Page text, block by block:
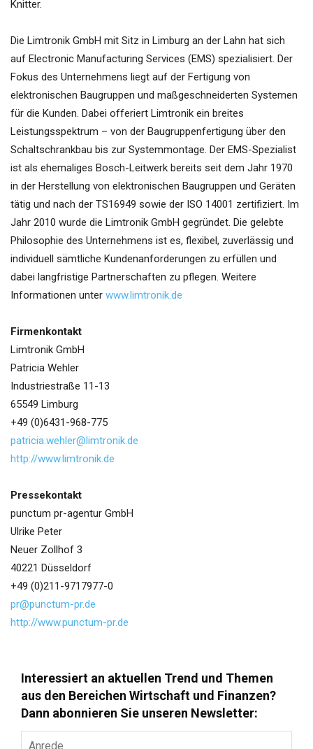
Knitter.
Die Limtronik GmbH mit Sitz in Limburg an der Lahn hat sich
auf Electronic Manufacturing Services (EMS) spezialisiert. Der
Fokus des Unternehmens liegt auf der Fertigung von
elektronischen Baugruppen und maßgeschneiderten Systemen
für die Kunden. Dabei offeriert Limtronik ein breites
Leistungsspektrum – von der Baugruppenfertigung über den
Schaltschrankbau bis zur Systemmontage. Der EMS-Spezialist
ist als ehemaliges Bosch-Leitwerk bereits seit dem Jahr 1970
in der Herstellung von elektronischen Baugruppen und Geräten
tätig und nach der TS16949 sowie der ISO 14001 zertifiziert. Im
Jahr 2010 wurde die Limtronik GmbH gegründet. Die gelebte
Philosophie des Unternehmens ist es, flexibel, zuverlässig und
individuell sämtliche Kundenanforderungen zu erfüllen und
dabei langfristige Partnerschaften zu pflegen. Weitere
Informationen unter www.limtronik.de
Firmenkontakt
Limtronik GmbH
Patricia Wehler
Industriestraße 11-13
65549 Limburg
+49 (0)6431-968-775
patricia.wehler@limtronik.de
http://www.limtronik.de
Pressekontakt
punctum pr-agentur GmbH
Ulrike Peter
Neuer Zollhof 3
40221 Düsseldorf
+49 (0)211-9717977-0
pr@punctum-pr.de
http://www.punctum-pr.de
Interessiert an aktuellen Trend und Themen
aus den Bereichen Wirtschaft und Finanzen?
Dann abonnieren Sie unseren Newsletter: